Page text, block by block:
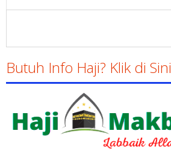
Butuh Info Haji? Klik di Sini